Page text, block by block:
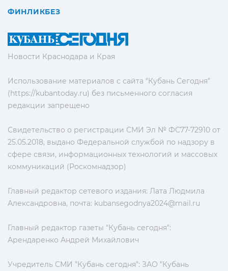
Новости Краснодара и Края
Использование материалов с сайта "Кубань Сегодня"
(https://kubantoday.ru) без письменного согласия
редакции запрещено
Свидетельство о регистрации СМИ Эл № ФС77-72910 от
25.05.2018, выдано Федеральной службой по надзору в
сфере связи, информационных технологий и массовых
коммуникаций (Роскомнадзор)
Главный редактор сетевого издания: Лата Людмила
Александровна, почта: kubansegodnya2024@mail.ru
Главный редактор газеты "Кубань сегодня":
Арендаренко Андрей Михайлович
Учредитель СМИ "Кубань сегодня": ЗАО "Кубань
ФИНЛИКБЕЗ